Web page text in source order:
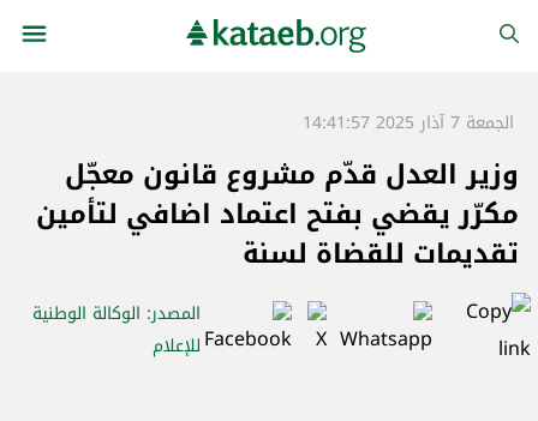
الجمعة 7 آذار 2025 14:41:57
وزير العدل قدّم مشروع قانون معجّل
مكرّر يقضي بفتح اعتماد اضافي لتأمين
تقديمات للقضاة لسنة
المصدر: الوكالة الوطنية
للإعلام